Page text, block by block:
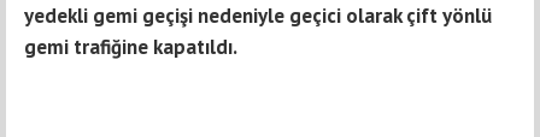
yedekli gemi geçişi nedeniyle geçici olarak çift yönlü
gemi trafiğine kapatıldı.